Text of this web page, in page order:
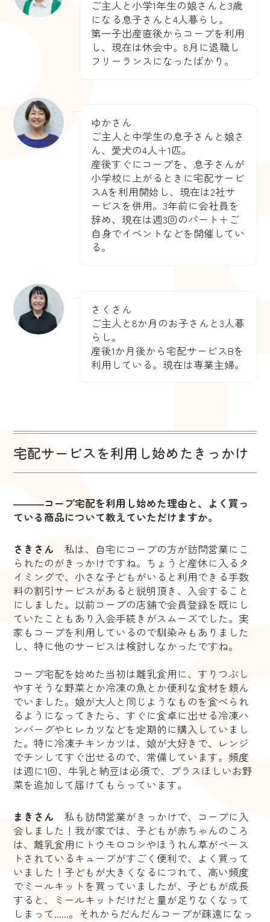
ご主人と小学1年生の娘さんと3歳
になる息子さんと4人暮らし。
第一子出産直後からコープを利用
し、現在は休会中。8月に退職し
フリーランスになったばかり。
ゆかさん
ご主人と中学生の息子さんと娘さ
ん、愛犬の4人＋1匹。
産後すぐにコープを、息子さんが
小学校に上がるときに宅配サービ
スAを利用開始し、現在は2社サ
ービスを併用。3年前に会社員を
辞め、現在は週3回のパート＋ご
自身でイベントなどを開催してい
る。
さくさん
ご主人と8か月のお子さんと3人暮
らし。
産後1か月後から宅配サービスBを
利用している。現在は専業主婦。
宅配サービスを利用し始めたきっかけ
―――コープ宅配を利用し始めた理由と、よく買っ
ている商品について教えていただけますか。
さきさん私は、自宅にコープの方が訪問営業にこ
られたのがきっかけですね。ちょうど産休に入るタ
イミングで、小さな子どもがいると利用できる手数
料の割引サービスがあると説明頂き、入会すること
にしました。以前コープの店舗で会員登録を既にし
ていたこともあり入会手続きがスムーズでした。実
家もコープを利用しているので馴染みもありました
し、特に他のサービスは検討しなかったですね。
コープ宅配を始めた当初は離乳食用に、すりつぶし
やすそうな野菜とか冷凍の魚とか便利な食材を頼ん
でいました。娘が大人と同じようなものを食べられ
るようになってきたら、すぐに食卓に出せる冷凍ハ
ンバーグやヒレカツなどを定期的に購入していまし
た。特に冷凍チキンカツは、娘が大好きで、レンジ
でチンしてすぐ出せるので、常備しています。頻度
は週に1回、牛乳と納豆は必須で、プラスほしいお野
菜を追加して届けてもらっています。
まきさん
私も訪問営業がきっかけで、コープに入
会しました！我が家では、子どもが赤ちゃんのころ
は、離乳食用にトウモロコシやほうれん草がペース
トされているキューブがすごく便利で、よく買って
いました！子どもが大きくなるにつれて、高い頻度
でミールキットを買っていましたが、子どもが成長
すると、ミールキットだけだと量が足りなくなって
しまって......。それからだんだんコープが疎遠になっ